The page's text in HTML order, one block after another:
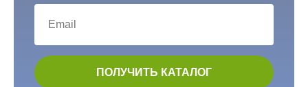
ПОЛУЧИТЬ КАТАЛОГ